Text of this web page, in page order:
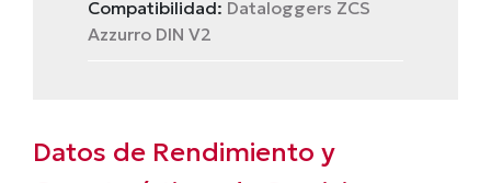
Compatibilidad: Dataloggers ZCS
Azzurro DIN V2
Datos de Rendimiento y